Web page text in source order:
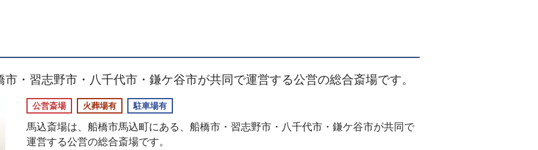
・習志野市・八千代市・鎌ケ谷市が共同で運営する公営の総合斎場です。
公営斎場 火葬場有 駐車場有
馬込斎場は、船橋市馬込町にある、船橋市・習志野市・八千代市・鎌ケ谷市が共同で
運営する公営の総合斎場です。